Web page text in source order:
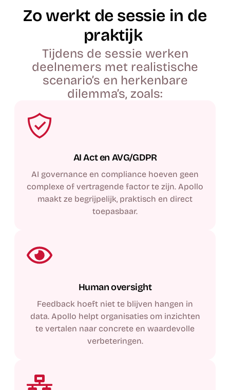
Zo werkt de sessie in de
praktijk
Tijdens de sessie werken
deelnemers met realistische
scenario’s en herkenbare
dilemma’s, zoals:
AI Act en AVG/GDPR
AI governance en compliance hoeven geen
complexe of vertragende factor te zijn. Apollo
maakt ze begrijpelijk, praktisch en direct
toepasbaar.
Human oversight
Feedback hoeft niet te blijven hangen in
data. Apollo helpt organisaties om inzichten
te vertalen naar concrete en waardevolle
verbeteringen.